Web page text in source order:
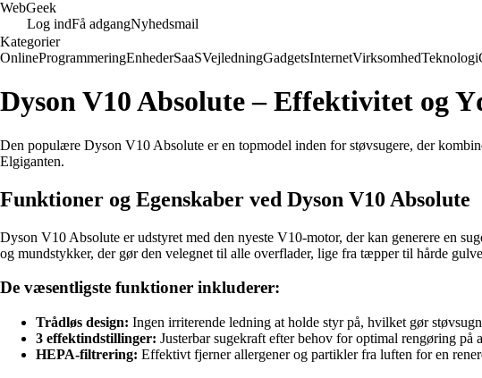
WebGeek
Log indFå adgangNyhedsmail
Kategorier
OnlineProgrammeringEnhederSaaSVejledningGadgetsInternetVirksomhedTeknologi
Dyson V10 Absolute – Effektivitet og
Den populære Dyson V10 Absolute er en topmodel inden for støvsugere, der
Elgiganten.
Funktioner og Egenskaber ved Dyson V10 Absolute
Dyson V10 Absolute er udstyret med den nyeste V10-motor, der kan generere en
og mundstykker, der gør den velegnet til alle overflader, lige fra tæpper til hårde
De væsentligste funktioner inkluderer:
Trådløs design: Ingen irriterende ledning at holde styr på, hvilket gør
3 effektindstillinger: Justerbar sugekraft efter behov for optimal rengøring på
HEPA-filtrering: Effektivt fjerner allergener og partikler fra luften for en